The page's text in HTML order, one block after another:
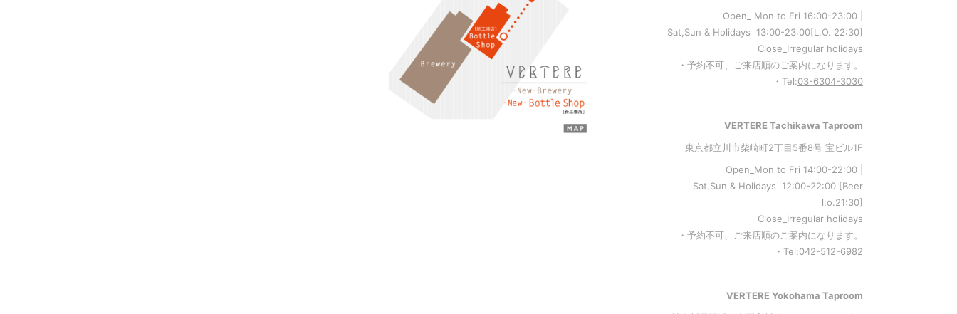
Open_ Mon to Fri 16:00-23:00 |
Sat,Sun & Holidays 13:00-23:00[L .O. 22:30]
Close_Irregular holidays
・予約不可、ご来店順のご案内になります。
・Tel:03-6304-3030
VERTERE Tachikawa Taproom
東京都立川市柴崎町2丁目5番8号 宝ビル1F
Open_Mon to Fri 14:00-22:00 |
Sat,Sun & Holidays 12:00-22:00 [Beer
l.o.21:30]
Close_Irregular holidays
・予約不可、ご来店順のご案内になります。
・Tel:042-512-6982
VERTERE Yokohama Taproom